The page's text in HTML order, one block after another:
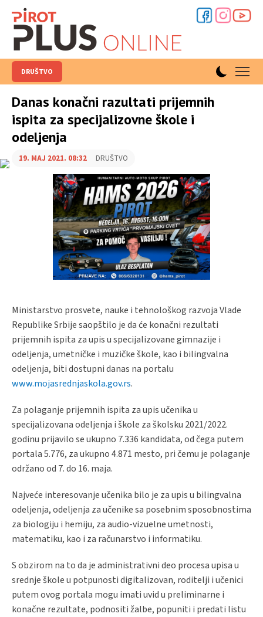
DRUŠTVO
Danas konačni razultati prijemnih
ispita za specijalizovne škole i
odeljenja
19. MAJ 2021. 08:32 DRUŠTVO
Ministarstvo prosvete, nauke i tehnološkog razvoja Vlade
Republike Srbije saopštilo je da će konačni rezultati
prijemnih ispita za upis u specijalizovane gimnazije i
odeljenja, umetničke i muzičke škole, kao i bilingvalna
odeljenja, biti dostupni danas na portalu
www.mojasrednjaskola.gov.rs.
Za polaganje prijemnih ispita za upis učenika u
specijalizovana odeljenja i škole za školsku 2021/2022.
godinu prijavilo se ukupno 7.336 kandidata, od čega putem
portala 5.776, za ukupno 4.871 mesto, pri čemu je polaganje
održano od 7. do 16. maja.
Najveće interesovanje učenika bilo je za upis u bilingvalna
odeljenja, odeljenja za učenike sa posebnim sposobnostima
za biologiju i hemiju, za audio-vizuelne umetnosti,
matematiku, kao i za računarstvo i informatiku.
S obzirom na to da je administrativni deo procesa upisa u
srednje škole u potpunosti digitalizovan, roditelji i učenici
putem ovog portala mogu imati uvid u preliminarne i
konačne rezultate, podnositi žalbe, popuniti i predati listu